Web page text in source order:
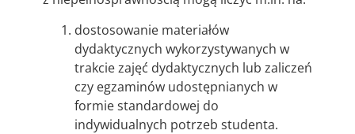
dostosowanie materiałów
dydaktycznych wykorzystywanych w
trakcie zajęć dydaktycznych lub zaliczeń
czy egzaminów udostępnianych w
formie standardowej do
indywidualnych potrzeb studenta.